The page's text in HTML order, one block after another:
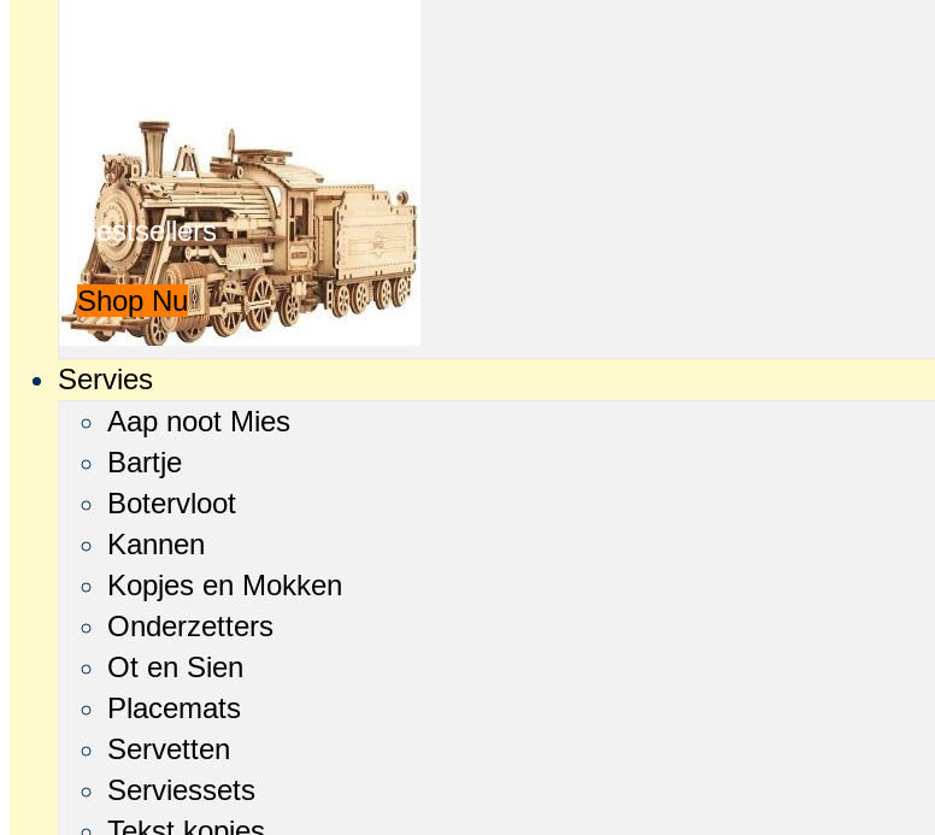
Bestsellers
Shop Nu
Servies
Aap noot Mies
Bartje
Botervloot
Kannen
Kopjes en Mokken
Onderzetters
Ot en Sien
Placemats
Servetten
Serviessets